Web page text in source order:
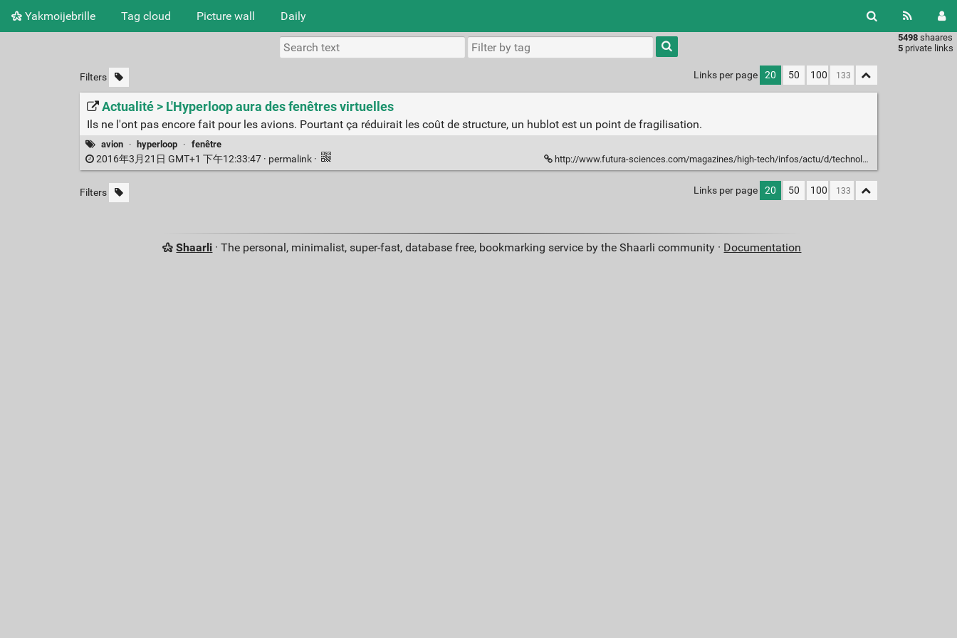
Yakmoijebrille Tag cloud Picture wall Daily
5498 shaares
5 private links
Type 1 or
more
characters
results.
Filters Links per page 20 50 100
Actualité > L'Hyperloop aura des fenêtres virtuelles
Ils ne l'ont pas encore fait pour les avions. Pourtant ça réduirait les coût de structure, un hublot est un point de fragilisation.
avion · hyperloop · fenêtre
2016年3月21日 GMT+1 下午12:33:47 · permalink · http://www.futura-sciences.com/magazines/high-tech/infos/actu/d/technologie-hyperloop-aura-fenetres-virtuelles-62080/
Filters Links per page 20 50 100
Shaarli · The personal, minimalist, super-fast, database free, bookmarking service by the Shaarli community · Documentation